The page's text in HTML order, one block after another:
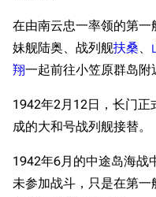
在由南云忠一率领的第
妹舰陆奥、战列舰扶桑、
翔一起前往小笠原群岛附
1942年2月12日，长门正
成的大和号战列舰接替。
1942年6月的中途岛海战
未参加战斗，只是在第